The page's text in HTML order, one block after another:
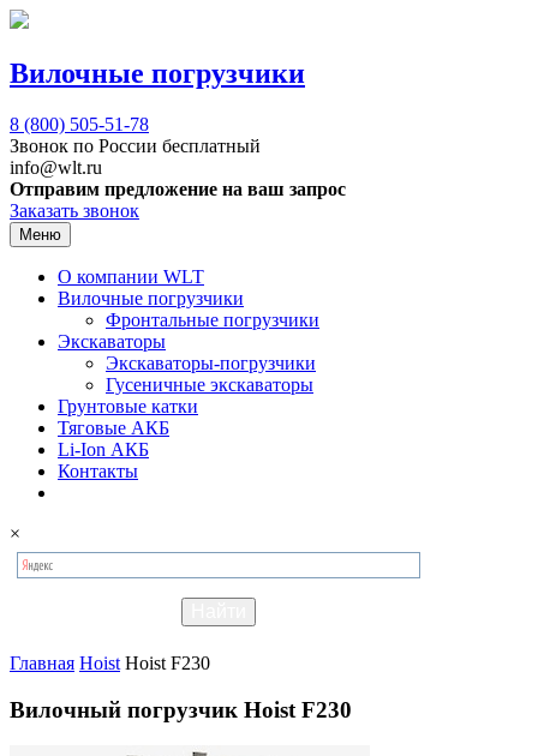
Вилочные погрузчики
8 (800) 505-51-78
Звонок по России бесплатный
info@wlt.ru
Отправим предложение на ваш запрос
Заказать звонок
Меню
О компании WLT
Вилочные погрузчики
Фронтальные погрузчики
Экскаваторы
Экскаваторы-погрузчики
Гусеничные экскаваторы
Грунтовые катки
Тяговые АКБ
Li-Ion АКБ
Контакты
×
Главная Hoist Hoist F230
Вилочный погрузчик Hoist F230